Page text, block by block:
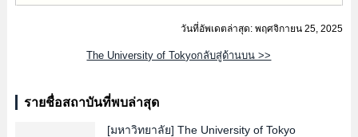
วันที่อัพเดตล่าสุด: พฤศจิกายน 25, 2025
The University of Tokyoกลับสู่ด้านบน >>
รายชื่อสถาบันที่พบล่าสุด
[มหาวิทยาลัย] The University of Tokyo